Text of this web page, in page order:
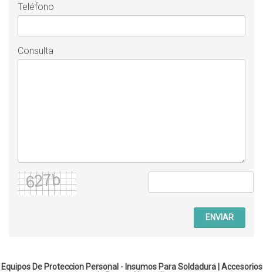
Teléfono
Consulta
ENVIAR
Equipos De Proteccion Personal - Insumos Para Soldadura |Accesorios